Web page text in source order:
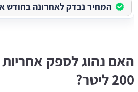
המחיר נבדק לאחרונה בחודש
האם נהוג לספק
200 ליטר?